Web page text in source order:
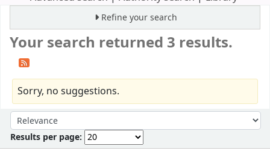
Refine your search
Your search returned 3 results.
Sorry, no suggestions.
Sort by:
Results per page: